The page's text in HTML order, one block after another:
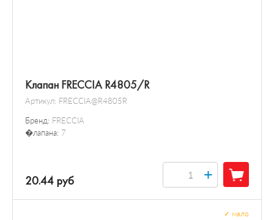
Клапан FRECCIA R4805/R
Артикул: FRECCIA@R4805R
Бренд: FRECCIA
�лапана: 7
20.44 руб +
мало